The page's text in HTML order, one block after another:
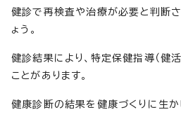
健診で再検査や治療が必要と判断
ょう。
健診結果により、特定保健指導（健
ことがあります。
健康診断の結果を健康づくりに生か